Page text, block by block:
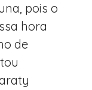
pois o
hora
de